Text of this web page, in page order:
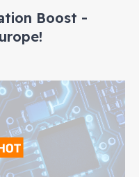
Boost -